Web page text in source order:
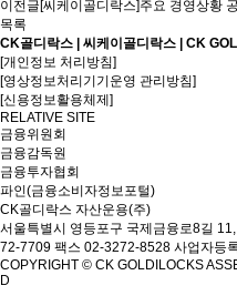
이전글[씨케이골디락스]주요 경영상황
목록
CK골디락스 | 씨케이골디락스 | CK
[개인정보 처리방침]
[영상정보처리기기운영 관리방침]
[신용정보활용체제]
RELATIVE SITE
금융위원회
금융감독원
금융투자협회
파인(금융소비자정보포털)
CK골디락스 자산운용(주)
서울특별시 영등포구 국제금융로8길
72-7709 팩스 02-3272-8528 사업자등
COPYRIGHT © CK GOLDILOCKS
D